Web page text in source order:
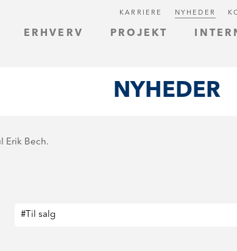
ERHVERV PROJEKT
KARRIERE NYHEDER
NYHEDER
Erik Bech.